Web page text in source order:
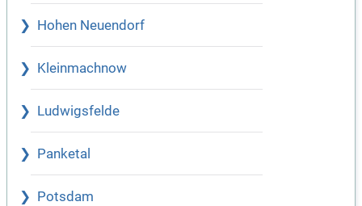
Hohen Neuendorf
Kleinmachnow
Ludwigsfelde
Panketal
Potsdam